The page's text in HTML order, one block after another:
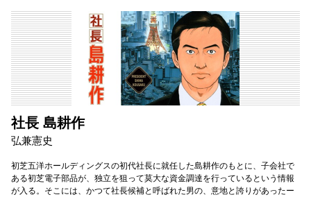
社長 島耕作
弘兼憲史
初芝五洋ホールディングスの初代社長に就任した島耕作のもとに、子会社で
ある初芝電子部品が、独立を狙って莫大な資金調達を行っているという情報
が入る。そこには、かつて社長候補と呼ばれた男の、意地と誇りがあったー